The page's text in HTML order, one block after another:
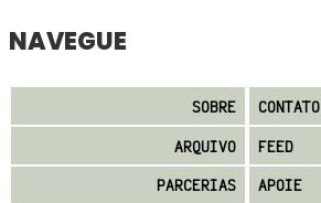
NAVEGUE
SOBRE
ARQUIVO
PARCERIAS
CONTATO
FEED
APOIE